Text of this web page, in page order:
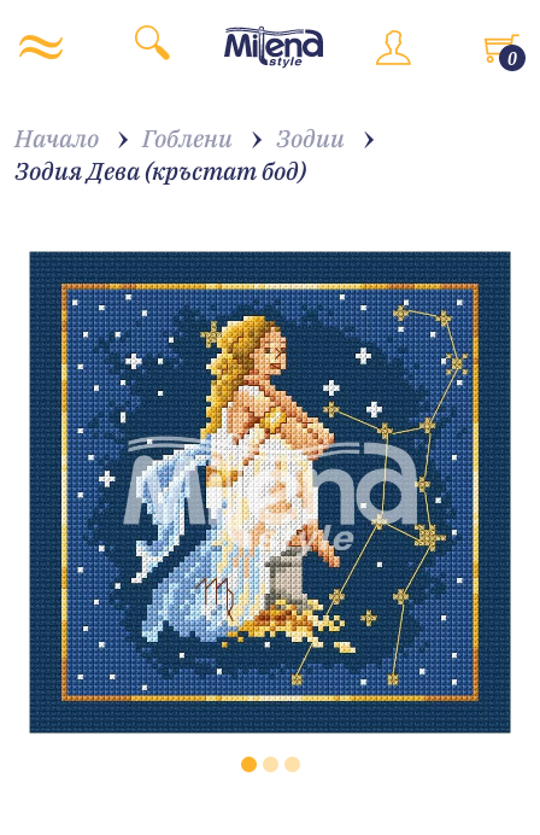
0
Начало Гоблени
Зодии
Зодия Дева (кръстат бод)